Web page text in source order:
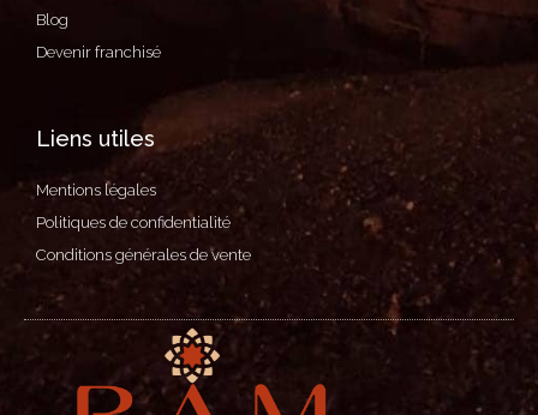
Blog
Devenir franchisé
Liens utiles
Mentions légales
Politiques de confidentialité
Conditions générales de vente